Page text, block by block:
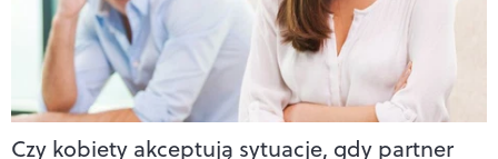
Czy kobiety akceptują sytuacje, gdy partner